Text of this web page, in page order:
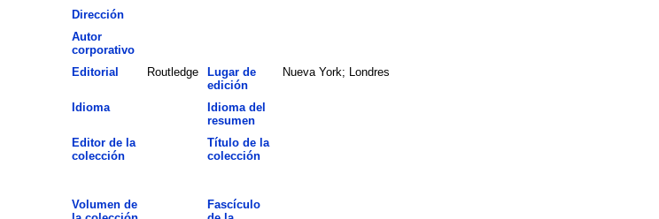
Dirección
Autor
corporativo
Editorial Routledge
Lugar de
edición
Nueva York; Londres
Idioma
Idioma del
resumen
Editor de la
colección
Título de la
colección
Volumen de
Fascículo